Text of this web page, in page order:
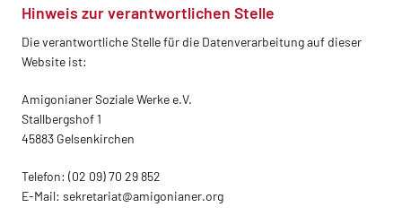
Hinweis zur verantwortlichen Stelle
Die verantwortliche Stelle für die Datenverarbeitung auf dieser
Website ist:
Amigonianer Soziale Werke e.V.
Stallbergshof 1
45883 Gelsenkirchen
Telefon: (02 09) 70 29 852
E-Mail: sekretariat@amigonianer.org